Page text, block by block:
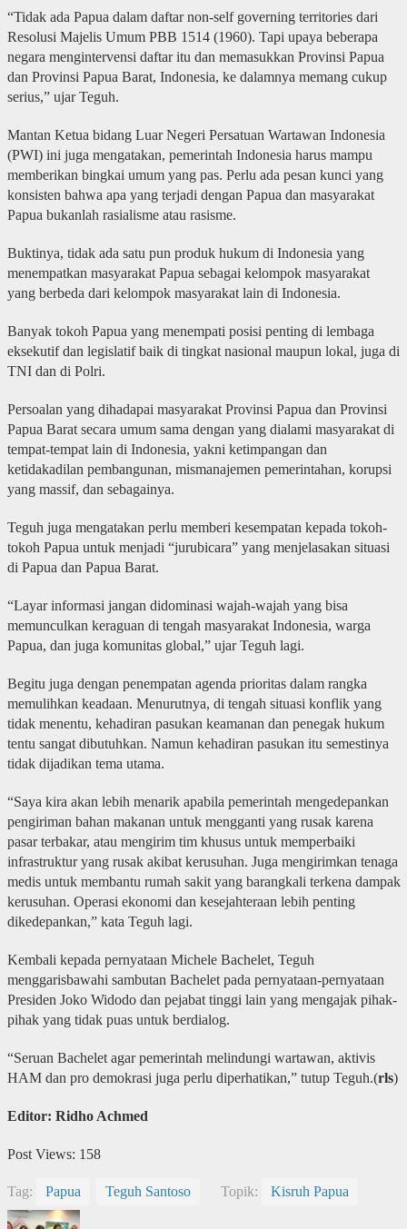
“Tidak ada Papua dalam daftar non-self governing territories dari
Resolusi Majelis Umum PBB 1514 (1960). Tapi upaya beberapa
negara mengintervensi daftar itu dan memasukkan Provinsi Papua
dan Provinsi Papua Barat, Indonesia, ke dalamnya memang cukup
serius,” ujar Teguh.
Mantan Ketua bidang Luar Negeri Persatuan Wartawan Indonesia
(PWI) ini juga mengatakan, pemerintah Indonesia harus mampu
memberikan bingkai umum yang pas. Perlu ada pesan kunci yang
konsisten bahwa apa yang terjadi dengan Papua dan masyarakat
Papua bukanlah rasialisme atau rasisme.
Buktinya, tidak ada satu pun produk hukum di Indonesia yang
menempatkan masyarakat Papua sebagai kelompok masyarakat
yang berbeda dari kelompok masyarakat lain di Indonesia.
Banyak tokoh Papua yang menempati posisi penting di lembaga
eksekutif dan legislatif baik di tingkat nasional maupun lokal, juga di
TNI dan di Polri.
Persoalan yang dihadapai masyarakat Provinsi Papua dan Provinsi
Papua Barat secara umum sama dengan yang dialami masyarakat di
tempat-tempat lain di Indonesia, yakni ketimpangan dan
ketidakadilan pembangunan, mismanajemen pemerintahan, korupsi
yang massif, dan sebagainya.
Teguh juga mengatakan perlu memberi kesempatan kepada tokoh-
tokoh Papua untuk menjadi “jurubicara” yang menjelasakan situasi
di Papua dan Papua Barat.
“Layar informasi jangan didominasi wajah-wajah yang bisa
memunculkan keraguan di tengah masyarakat Indonesia, warga
Papua, dan juga komunitas global,” ujar Teguh lagi.
Begitu juga dengan penempatan agenda prioritas dalam rangka
memulihkan keadaan. Menurutnya, di tengah situasi konflik yang
tidak menentu, kehadiran pasukan keamanan dan penegak hukum
tentu sangat dibutuhkan. Namun kehadiran pasukan itu semestinya
tidak dijadikan tema utama.
“Saya kira akan lebih menarik apabila pemerintah mengedepankan
pengiriman bahan makanan untuk mengganti yang rusak karena
pasar terbakar, atau mengirim tim khusus untuk memperbaiki
infrastruktur yang rusak akibat kerusuhan. Juga mengirimkan tenaga
medis untuk membantu rumah sakit yang barangkali terkena dampak
kerusuhan. Operasi ekonomi dan kesejahteraan lebih penting
dikedepankan,” kata Teguh lagi.
Kembali kepada pernyataan Michele Bachelet, Teguh
menggarisbawahi sambutan Bachelet pada pernyataan-pernyataan
Presiden Joko Widodo dan pejabat tinggi lain yang mengajak pihak-
pihak yang tidak puas untuk berdialog.
“Seruan Bachelet agar pemerintah melindungi wartawan, aktivis
HAM dan pro demokrasi juga perlu diperhatikan,” tutup Teguh.(rls)
Editor: Ridho Achmed
Post Views: 158
Tag: Papua Teguh Santoso Topik: Kisruh Papua